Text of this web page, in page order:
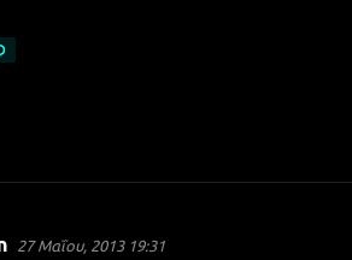
27 Μαΐου, 2013 19:31